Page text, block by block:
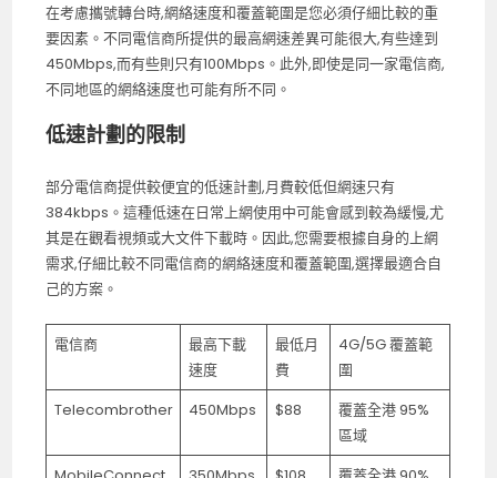
在考慮攜號轉台時,網絡速度和覆蓋範圍是您必須仔細比較的重
要因素。不同電信商所提供的最高網速差異可能很大,有些達到
450Mbps,而有些則只有100Mbps。此外,即使是同一家電信商,
不同地區的網絡速度也可能有所不同。
低速計劃的限制
部分電信商提供較便宜的低速計劃,月費較低但網速只有
384kbps。這種低速在日常上網使用中可能會感到較為緩慢,尤
其是在觀看視頻或大文件下載時。因此,您需要根據自身的上網
需求,仔細比較不同電信商的網絡速度和覆蓋範圍,選擇最適合自
己的方案。
電信商
最高下載
速度
最低月
費
4G/5G 覆蓋範
圍
Telecombrother
450Mbps $88
覆蓋全港 95%
區域